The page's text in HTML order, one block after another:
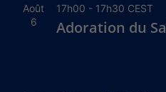
Août
6
17h00 - 17h30 CEST
Adoration du